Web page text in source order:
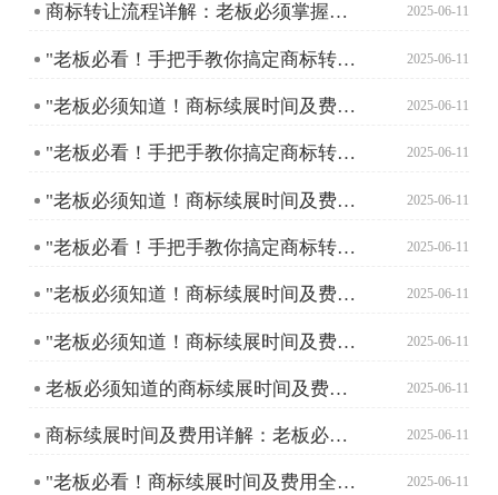
商标转让流程详解：老板必须掌握的高效指南 2025-06-11
"老板必看！手把手教你搞定商标转让流程" 2025-06-11
"老板必须知道！商标续展时间及费用全解析" 2025-06-11
"老板必看！手把手教你搞定商标转让流程" 2025-06-11
"老板必须知道！商标续展时间及费用全解析" 2025-06-11
"老板必看！手把手教你搞定商标转让流程" 2025-06-11
"老板必须知道！商标续展时间及费用全解析" 2025-06-11
"老板必须知道！商标续展时间及费用全攻略" 2025-06-11
老板必须知道的商标续展时间及费用全攻略 2025-06-11
商标续展时间及费用详解：老板必须了解的那些事儿 2025-06-11
"老板必看！商标续展时间及费用全攻略" 2025-06-11